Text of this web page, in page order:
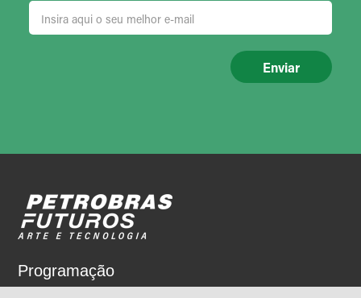
Enviar
Programação